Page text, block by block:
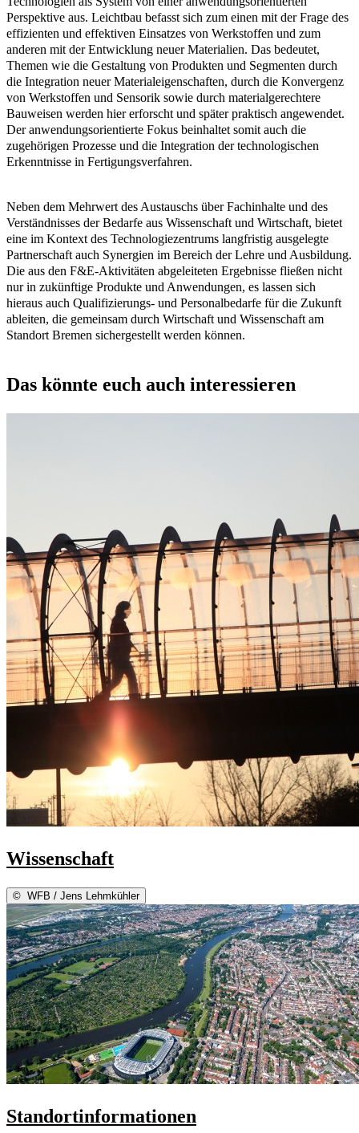
Perspektive aus. Leichtbau befasst sich zum einen mit der Frage des
effizienten und effektiven Einsatzes von Werkstoffen und zum
anderen mit der Entwicklung neuer Materialien. Das bedeutet,
Themen wie die Gestaltung von Produkten und Segmenten durch
die Integration neuer Materialeigenschaften, durch die Konvergenz
von Werkstoffen und Sensorik sowie durch materialgerechtere
Bauweisen werden hier erforscht und später praktisch angewendet.
Der anwendungsorientierte Fokus beinhaltet somit auch die
zugehörigen Prozesse und die Integration der technologischen
Erkenntnisse in Fertigungsverfahren.
Neben dem Mehrwert des Austauschs über Fachinhalte und des
Verständnisses der Bedarfe aus Wissenschaft und Wirtschaft, bietet
eine im Kontext des Technologiezentrums langfristig ausgelegte
Partnerschaft auch Synergien im Bereich der Lehre und Ausbildung.
Die aus den F&E-Aktivitäten abgeleiteten Ergebnisse fließen nicht
nur in zukünftige Produkte und Anwendungen, es lassen sich
hieraus auch Qualifizierungs- und Personalbedarfe für die Zukunft
ableiten, die gemeinsam durch Wirtschaft und Wissenschaft am
Standort Bremen sichergestellt werden können.
Das könnte euch auch interessieren
Wissenschaft
© WFB / Jens Lehmkühler
Standortinformationen